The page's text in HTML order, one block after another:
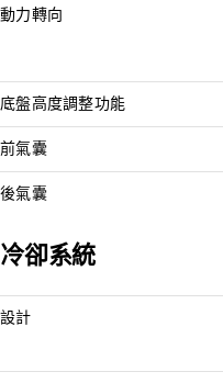
動力轉向
底盤高度調整功能
前氣囊
後氣囊
冷卻系統
設計